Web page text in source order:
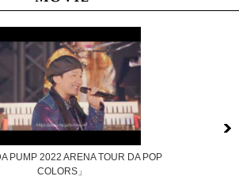
PUMP 2022 ARENA TOUR DA POP
COLORS」